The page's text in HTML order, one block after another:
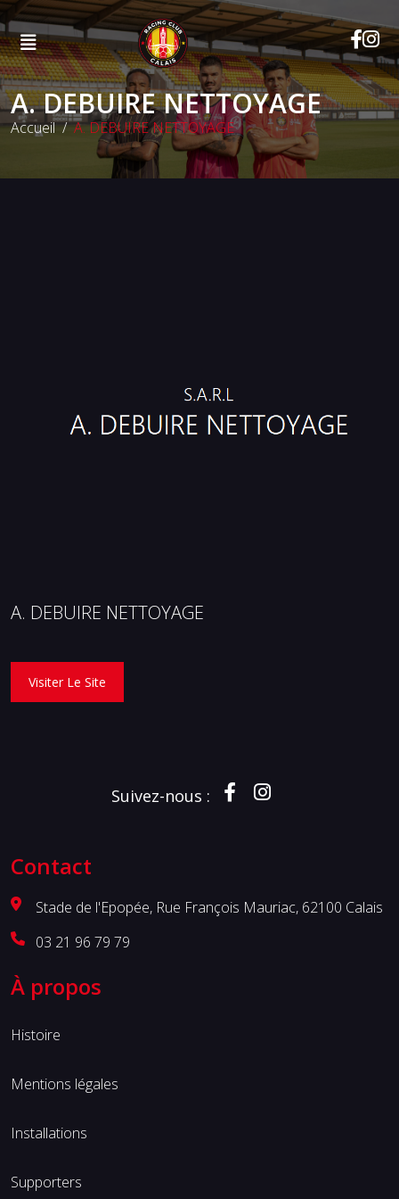
A. DEBUIRE NETTOYAGE
Accueil A. DEBUIRE NETTOYAGE
A. DEBUIRE NETTOYAGE
Visiter Le Site
Suivez-nous :
Contact
Stade de l'Epopée, Rue François Mauriac, 62100 Calais
03 21 96 79 79
À propos
Histoire
Mentions légales
Installations
Supporters